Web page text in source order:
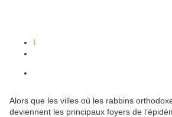
I
Alors que les villes où les rabbins
deviennent les principaux foyers de